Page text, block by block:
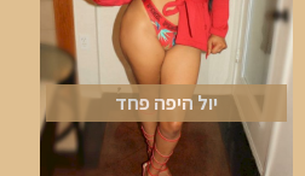
יול היפה פחד